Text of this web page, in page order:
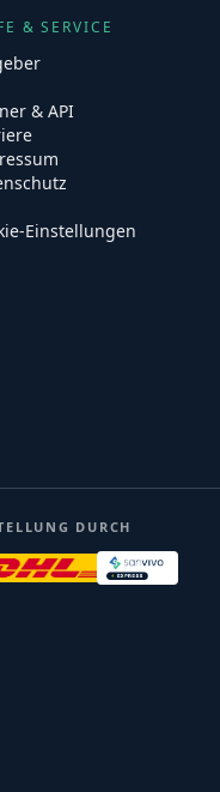
& SERVICE
& API
Einstellungen
DURCH